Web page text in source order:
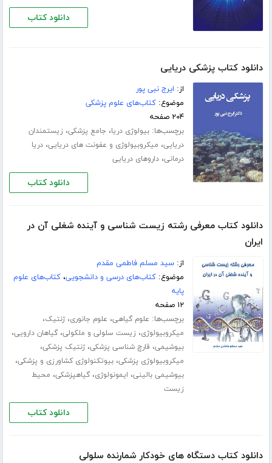
دانلود کتاب
دانلود کتاب پزشکی دریایی
از: ایرج نبی پور
موضوع:کتاب‌های علوم پزشکی
۲۰۴ صفحه
برچسب‌ها:بیولوژی دریا، جامع پزشکی، زیستمندان
دریایی، میکروبیولوژی و عفونت های دریایی،دریا
درمانی،داروهای دریایی
دانلود کتاب
دانلود کتاب معرفی رشته زیست شناسی و آینده شغلی آن در
ایران
از:سید مسلم فاطمی مقدم
موضوع:کتاب‌های درسی و دانشجویی،کتاب‌های علوم
پایه
۱۲ صفحه
برچسب‌ها: علوم گیاھی، علوم جانوری،ژنتیک،
میکروبیولوژی، زیست سلولی و ملکولی،گیاھان دارویی،
بیوشیمی، قارچ شناسی پزشکی،ژنتیک پزشکی،
میکروبیولوژی پزشکی،بیوتکنولوژی کشاورزی و پزشکی،
بیوشیمی بالینی، ایمونولوژی،گیاھپزشکی، محیط
زیست
دانلود کتاب
دانلود کتاب دستگاه های خودکار شمارنده سلولی